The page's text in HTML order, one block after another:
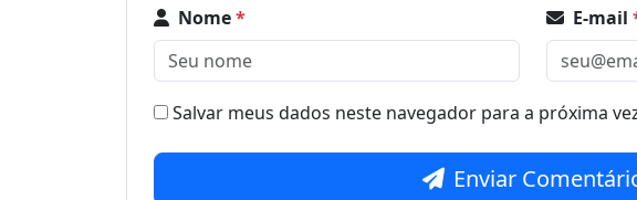
Nome* E-mail
Salvar meus dados neste navegador para a próxima
Enviar